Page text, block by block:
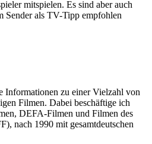
mitspielen. Es sind aber auch
Sender als TV-Tipp empfohlen
Informationen zu einer Vielzahl von
Filmen. Dabei beschäftige ich
DEFA-Filmen und Filmen des
nach 1990 mit gesamtdeutschen